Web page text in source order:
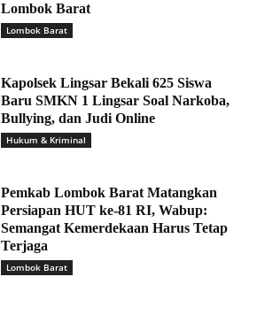
Lombok Barat
Lombok Barat
Kapolsek Lingsar Bekali 625 Siswa
Baru SMKN 1 Lingsar Soal Narkoba,
Bullying, dan Judi Online
Hukum & Kriminal
Pemkab Lombok Barat Matangkan
Persiapan HUT ke-81 RI, Wabup:
Semangat Kemerdekaan Harus Tetap
Terjaga
Lombok Barat